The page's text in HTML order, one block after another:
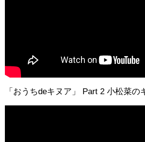
「おうちdeキヌア」 Part 2 小松菜の